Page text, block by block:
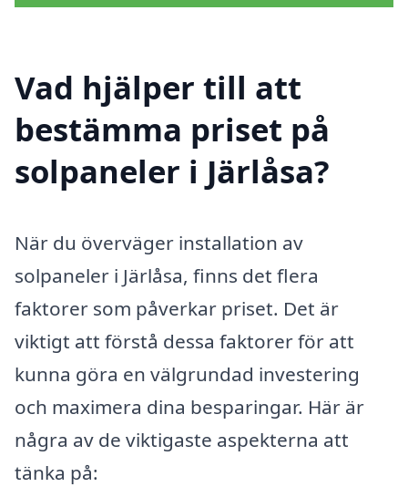
Vad hjälper till att
bestämma priset på
solpaneler i Järlåsa?
När du överväger installation av
solpaneler i Järlåsa, finns det flera
faktorer som påverkar priset. Det är
viktigt att förstå dessa faktorer för att
kunna göra en välgrundad investering
och maximera dina besparingar. Här är
några av de viktigaste aspekterna att
tänka på: